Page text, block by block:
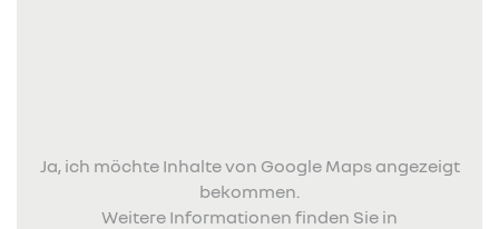
Ja, ich möchte Inhalte von Google Maps angezeigt
bekommen.
Weitere Informationen finden Sie in